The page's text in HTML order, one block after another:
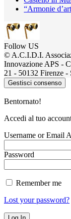
“Armonie
Follow US
© A.C.I.D.I.
Innovazione APS -
21 - 50132 Firenze
Gestisci consenso
Bentornato!
Accedi al tuo
Username or Email
Password
Remember me
Lost your password?